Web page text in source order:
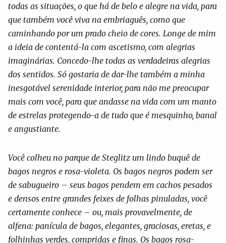
todas as situações, o que há de belo e alegre na vida, para
que também você viva na embriaguês, como que
caminhando por um prado cheio de cores. Longe de mim
a ideia de contentá-la com ascetismo, com alegrias
imaginárias. Concedo-lhe todas as verdadeiras alegrias
dos sentidos. Só gostaria de dar-lhe também a minha
inesgotável serenidade interior, para não me preocupar
mais com você, para que andasse na vida com um manto
de estrelas protegendo-a de tudo que é mesquinho, banal
e angustiante.
Você colheu no parque de Steglitz um lindo buquê de
bagos negros e rosa-violeta. Os bagos negros podem ser
de sabugueiro – seus bagos pendem em cachos pesados
e densos entre grandes feixes de folhas pinuladas, você
certamente conhece – ou, mais provavelmente, de
alfena: panícula de bagos, elegantes, graciosas, eretas, e
folhinhas verdes, compridas e finas. Os bagos rosa-